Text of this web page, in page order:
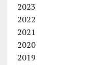
2023
2022
2021
2020
2019